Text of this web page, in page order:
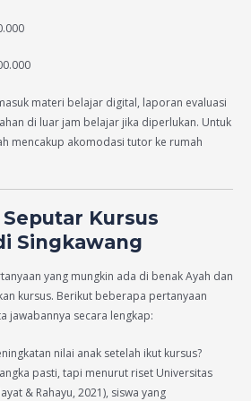
materi belajar digital, laporan evaluasi
di luar jam belajar jika diperlukan. Untuk
mencakup akomodasi tutor ke rumah
Kursus
Singkawang
yang mungkin ada di benak Ayah dan
kursus. Berikut beberapa pertanyaan
jawabannya secara lengkap:
nilai anak setelah ikut kursus?
pasti, tapi menurut riset Universitas
& Rahayu, 2021), siswa yang